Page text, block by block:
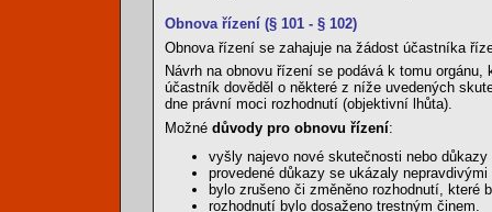
Obnova řízení (§ 101 - § 102)
Obnova řízení se zahajuje na žádost účastníka
Návrh na obnovu řízení se podává k tomu
účastník dověděl o některé z níže uvedených
dne právní moci rozhodnutí (objektivní lhůta).
Možné důvody pro obnovu řízení:
vyšly najevo nové skutečnosti nebo důkazy
provedené důkazy se ukázaly nepravdivými
bylo zrušeno či změněno rozhodnutí, které
rozhodnutí bylo dosaženo trestným činem.